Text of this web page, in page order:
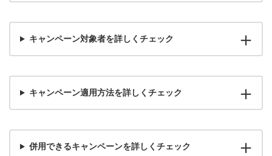
キャンペーン対象者を詳しくチェック
キャンペーン適用方法を詳しくチェック
併用できるキャンペーンを詳しくチェック